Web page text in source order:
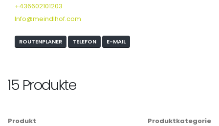
+436602101203
Info@meindlhof.com
ROUTENPLANER TELEFON E-MAIL
15 Produkte
Produkt
Produktkategorie